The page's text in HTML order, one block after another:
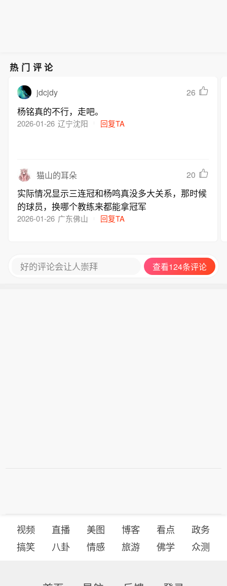
热门评论
jdcjdy 26
杨铭真的不行，走吧。
2026-01-26 辽宁沈阳 回复TA
猫山的耳朵 20
实际情况显示三连冠和杨鸣真没多大关系，那时候
的球员，换哪个教练来都能拿冠军
2026-01-26 广东佛山 回复TA
好的评论会让人崇拜 查看124条评论
视频 直播 美图 博客 看点
政务
搞笑
八卦 情感 旅游 佛学 众测